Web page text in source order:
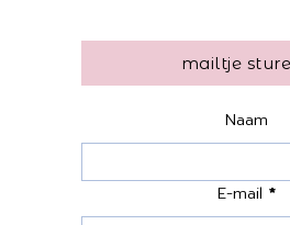
mailtje
Naam
E-mail *